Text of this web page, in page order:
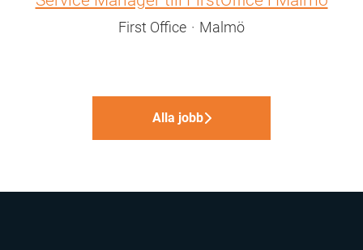
First Office · Malmö
Alla jobb